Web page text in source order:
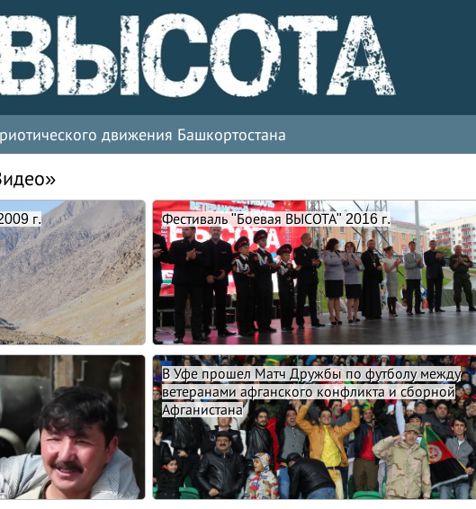
движения Башкортостана
г. Фестиваль "Боевая ВЫСОТА" 2016 г.
В Уфе прошел Матч Дружбы по футболу между
ветеранами афганского конфликта и сборной
Афганистана